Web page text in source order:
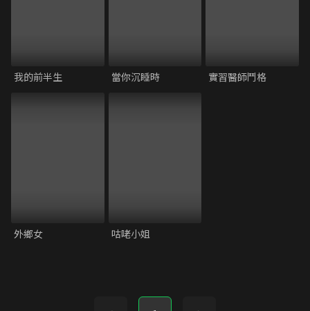
我的前半生 當你沉睡時 實習醫師鬥格
外鄉女 咕咾小姐